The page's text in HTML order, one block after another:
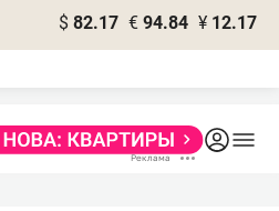
$ 82.17 € 94.84 ¥ 12.17